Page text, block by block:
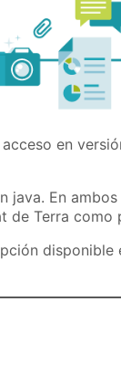
en
java. En
de Terra como